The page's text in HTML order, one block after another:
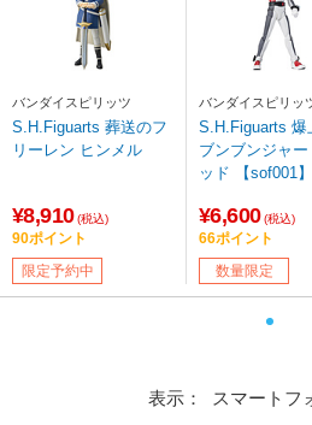
バンダイスピリッツ
S.H.Figuarts 葬送のフ
リーレン ヒンメル
¥8,910 (税込)
90ポイント
限定予約中
バンダイスピリッ
S.H.Figuarts 爆
ブンブンジャー
ッド 【sof001】
¥6,600 (税込)
66ポイント
数量限定
表示： スマートフ